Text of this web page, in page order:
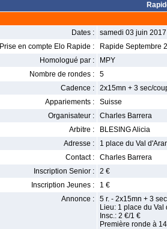
Dates :
samedi 03 juin
Prise en compte Elo Rapide :
Rapide Septembre
Homologué par :
MPY
Nombre de rondes :
5
Cadence :
2x15mn + 3 sec/
Appariements :
Suisse
Organisateur :
Charles Barrera
Arbitre :
BLESING Alicia
Adresse :
1 place du Val
Contact :
Charles Barrera
Inscription Senior :
2 €
Inscription Jeunes :
1 €
Annonce :
5 r. - 2x15mn + 3
Lieu: 1 place du
Insc.: 2 €/1 €
Première ronde à